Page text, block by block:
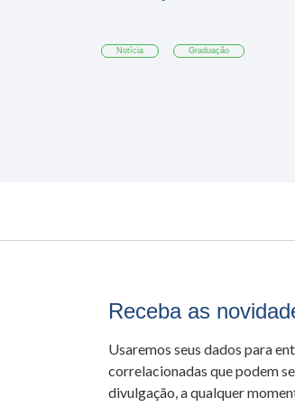
Notícia Graduação
Receba as
Usaremos seus dados para
correlacionadas que podem
divulgação, a qualquer